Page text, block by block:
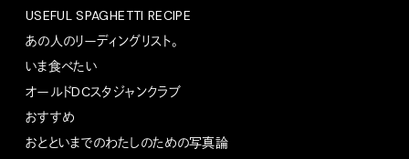
USEFUL SPAGHETTI RECIPE
あの人のリーディングリスト。
いま食べたい
オールドDCスタジャンクラブ
おすすめ
おとといまでのわたしのための写真論